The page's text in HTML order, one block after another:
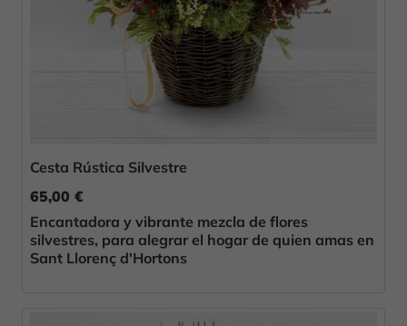
Cesta Rústica Silvestre
65,00 €
Encantadora y vibrante mezcla de flores
silvestres, para alegrar el hogar de quien amas en
Sant Llorenç d'Hortons